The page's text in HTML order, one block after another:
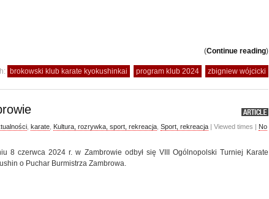
(Continue reading)
brokowski klub karate kyokushinkai program klub 2024 zbigniew wójcicki
karate Kultura, rozrywka, sport, rekreacja Sport, rekreacja | Viewed times | No
8 czerwca 2024 r. w Zambrowie odbył się VIII Ogólnopolski Turniej Karate
o Puchar Burmistrza Zambrowa.